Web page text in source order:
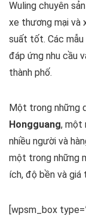
Wuling chuyên
xe thương mại và
suất tốt. Các
đáp ứng nhu cầu
thành phố.
Một trong những
Hongguang, một
nhiều người và
một trong những
ích, độ bền và giá
[wpsm_box